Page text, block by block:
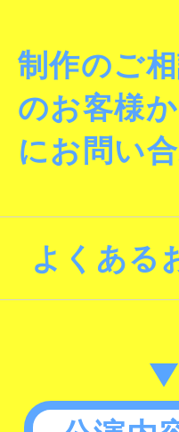
制作のご
のお客様
にお問い
よくある
▼